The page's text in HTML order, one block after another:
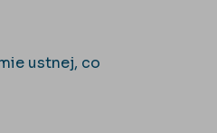
ustnej, co